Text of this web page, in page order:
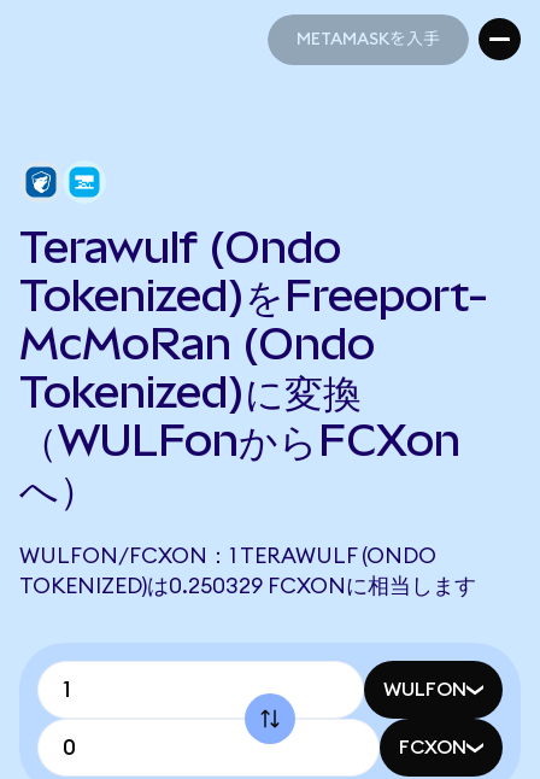
METAMASKを入手
Terawulf (Ondo
Tokenized)をFreeport-
McMoRan (Ondo
Tokenized)に変換
（WULFonからFCXon
へ）
WULFON/FCXON：1 TERAWULF (ONDO
TOKENIZED)は0.250329 FCXONに相当します
WULFON
FCXON